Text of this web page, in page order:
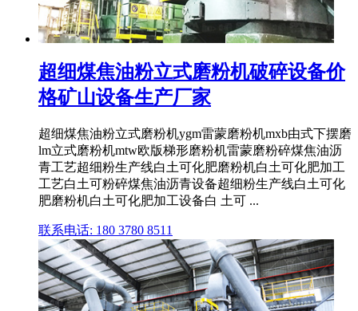
超细煤焦油粉立式磨粉机破碎设备价
格矿山设备生产厂家
超细煤焦油粉立式磨粉机ygm雷蒙磨粉机mxb由式下摆磨
lm立式磨粉机mtw欧版梯形磨粉机雷蒙磨粉碎煤焦油沥
青工艺超细粉生产线白土可化肥磨粉机白土可化肥加工
工艺白土可粉碎煤焦油沥青设备超细粉生产线白土可化
肥磨粉机白土可化肥加工设备白 土可 ...
联系电话: 180 3780 8511